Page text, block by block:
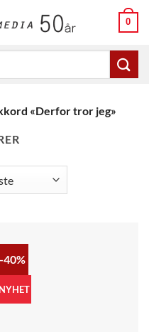
0
«Derfor tror jeg»
-40%
NYHET